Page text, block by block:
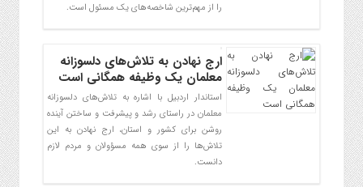
را از مهم‌ترین شاخصه‌های یک مسئول است.
ارج نهادن به تلاش‌های دلسوزانه
معلمان یک وظیفه همگانی است
استاندار اردبیل با اشاره به تلاش‌های دلسوزانه
معلمان در راستای رشد و پیشرفت و ساختن آینده
روشن برای کشور و استان، ارج نهادن به این
تلاش‌ها را از سوی همه مسؤولان و مردم لازم
دانست.